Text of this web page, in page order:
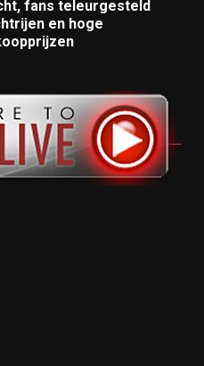
fans teleurgesteld
en hoge
ago